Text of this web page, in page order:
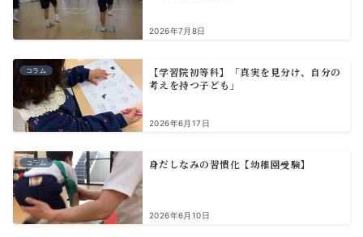
2026年7月8日
コラム
【学習院初等科】「真実を見分け、自分の
考えを持つ子ども」
2026年6月17日
コラム 身だしなみの習慣化【幼稚園受験】
2026年6月10日